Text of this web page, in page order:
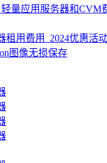
量应用服务器和CVM
租用费用_2024优惠活
图像无损保存